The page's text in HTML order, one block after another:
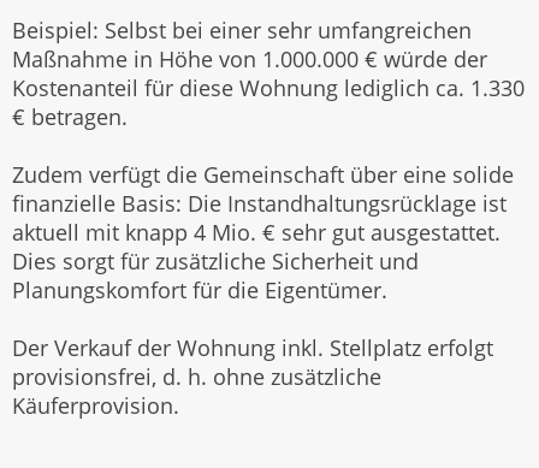
Beispiel: Selbst bei einer sehr umfangreichen
Maßnahme in Höhe von 1.000.000 € würde der
Kostenanteil für diese Wohnung lediglich ca. 1.330
€ betragen.
Zudem verfügt die Gemeinschaft über eine solide
finanzielle Basis: Die Instandhaltungsrücklage ist
aktuell mit knapp 4 Mio. € sehr gut ausgestattet.
Dies sorgt für zusätzliche Sicherheit und
Planungskomfort für die Eigentümer.
Der Verkauf der Wohnung inkl. Stellplatz erfolgt
provisionsfrei, d. h. ohne zusätzliche
Käuferprovision.